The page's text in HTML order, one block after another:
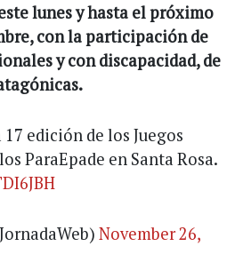
lunes y hasta el próximo
con la participación de
y con discapacidad, de
edición de los Juegos
ParaEpade en Santa Rosa.
November 26,